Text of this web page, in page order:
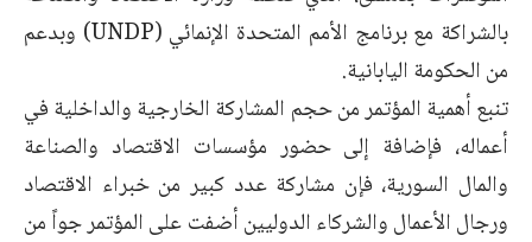
بالشراكة مع برنامج الأمم المتحدة الإنمائي (UNDP) وبدعم
من الحكومة اليابانية.
تنبع أهمية المؤتمر من حجم المشاركة الخارجية والداخلية في
أعماله، فإضافة إلى حضور مؤسسات الاقتصاد والصناعة
والمال السورية، فإن مشاركة عدد كبير من خبراء الاقتصاد
ورجال الأعمال والشركاء الدوليين أضفت على المؤتمر جواً من